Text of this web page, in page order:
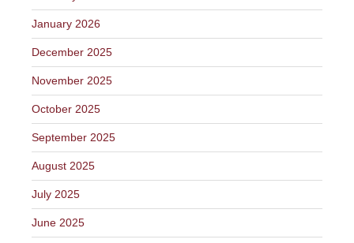
January 2026
December 2025
November 2025
October 2025
September 2025
August 2025
July 2025
June 2025